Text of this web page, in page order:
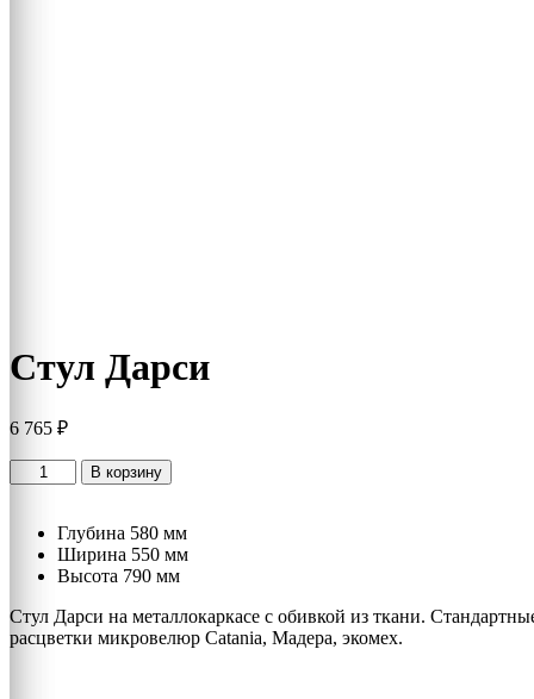
Стул Дарси
6 765 ₽
Количество
товара
Дарси
В корзину
Глубина 580 мм
Ширина 550 мм
Высота 790 мм
Стул Дарси на металлокаркасе с обивкой из ткани.
расцветки микровелюр Catania, Мадера, экомех.